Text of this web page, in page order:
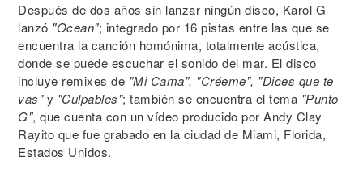
Después de dos años sin lanzar ningún disco, Karol G
lanzó "Ocean"; integrado por 16 pistas entre las que se
encuentra la canción homónima, totalmente acústica,
donde se puede escuchar el sonido del mar. El disco
incluye remixes de "Mi Cama", "Créeme", "Dices que te
vas"y "Culpables"; también se encuentra el tema "Punto
G", que cuenta con un vídeo producido por Andy Clay
Rayito que fue grabado en la ciudad de Miami, Florida,
Estados Unidos.